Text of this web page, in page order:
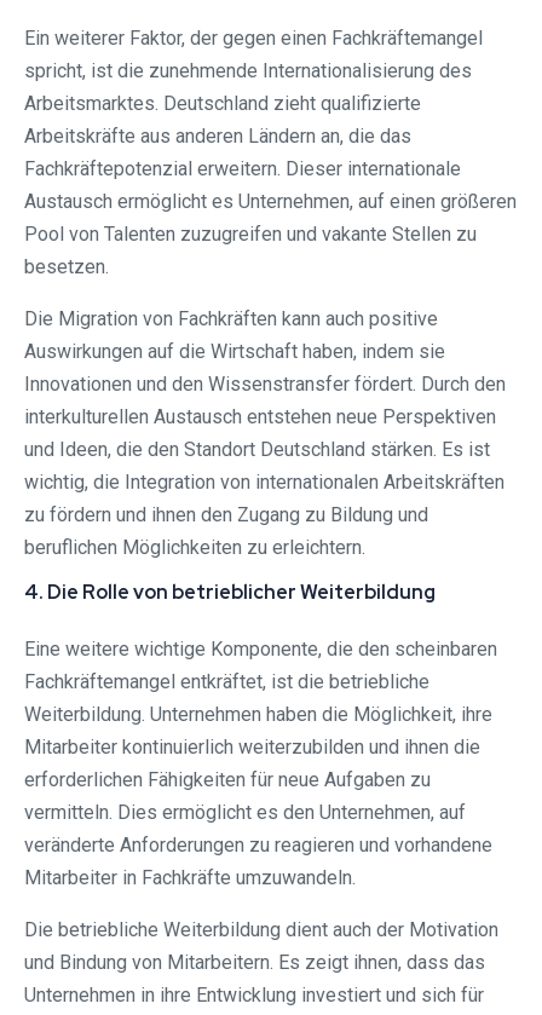
Ein weiterer Faktor, der gegen einen Fachkräftemangel
spricht, ist die zunehmende Internationalisierung des
Arbeitsmarktes. Deutschland zieht qualifizierte
Arbeitskräfte aus anderen Ländern an, die das
Fachkräftepotenzial erweitern. Dieser internationale
Austausch ermöglicht es Unternehmen, auf einen größeren
Pool von Talenten zuzugreifen und vakante Stellen zu
besetzen.
Die Migration von Fachkräften kann auch positive
Auswirkungen auf die Wirtschaft haben, indem sie
Innovationen und den Wissenstransfer fördert. Durch den
interkulturellen Austausch entstehen neue Perspektiven
und Ideen, die den Standort Deutschland stärken. Es ist
wichtig, die Integration von internationalen Arbeitskräften
zu fördern und ihnen den Zugang zu Bildung und
beruflichen Möglichkeiten zu erleichtern.
4. Die Rolle von betrieblicher Weiterbildung
Eine weitere wichtige Komponente, die den scheinbaren
Fachkräftemangel entkräftet, ist die betriebliche
Weiterbildung. Unternehmen haben die Möglichkeit, ihre
Mitarbeiter kontinuierlich weiterzubilden und ihnen die
erforderlichen Fähigkeiten für neue Aufgaben zu
vermitteln. Dies ermöglicht es den Unternehmen, auf
veränderte Anforderungen zu reagieren und vorhandene
Mitarbeiter in Fachkräfte umzuwandeln.
Die betriebliche Weiterbildung dient auch der Motivation
und Bindung von Mitarbeitern. Es zeigt ihnen, dass das
Unternehmen in ihre Entwicklung investiert und sich für